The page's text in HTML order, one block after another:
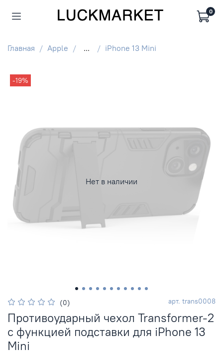
0
Главная Apple ... iPhone 13 Mini
Нет в наличии
-19%
(0) арт. trans0008
Противоударный чехол Transformer-2
с функцией подставки для iPhone 13
Mini